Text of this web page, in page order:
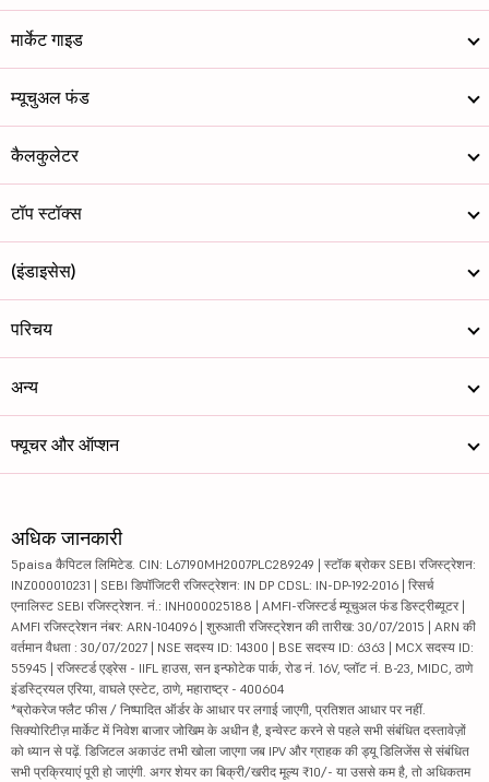
मार्केट गाइड
म्यूचुअल फंड
कैलकुलेटर
टॉप स्टॉक्स
(इंडाइसेस)
परिचय
अन्य
फ्यूचर और ऑप्शन
अधिक जानकारी
5paisa कैपिटल लिमिटेड. CIN: L67190MH2007PLC289249 | स्टॉक ब्रोकर SEBI रजिस्ट्रेशन:
INZ000010231 | SEBI डिपॉजिटरी रजिस्ट्रेशन: IN DP CDSL: IN-DP-192-2016 | रिसर्च
एनालिस्ट SEBI रजिस्ट्रेशन. नं.: INH000025188 | AMFI-रजिस्टर्ड म्यूचुअल फंड डिस्ट्रीब्यूटर |
AMFI रजिस्ट्रेशन नंबर: ARN-104096 | शुरुआती रजिस्ट्रेशन की तारीख: 30/07/2015 | ARN की
वर्तमान वैधता : 30/07/2027 | NSE सदस्य ID: 14300 | BSE सदस्य ID: 6363 | MCX सदस्य ID:
55945 | रजिस्टर्ड एड्रेस - IIFL हाउस, सन इन्फोटेक पार्क, रोड नं. 16V, प्लॉट नं. B-23, MIDC, ठाणे
इंडस्ट्रियल एरिया, वाघले एस्टेट, ठाणे, महाराष्ट्र - 400604
*ब्रोकरेज फ्लैट फीस / निष्पादित ऑर्डर के आधार पर लगाई जाएगी, प्रतिशत आधार पर नहीं.
सिक्योरिटीज़ मार्केट में निवेश बाजार जोखिम के अधीन है, इन्वेस्ट करने से पहले सभी संबंधित दस्तावेज़ों
को ध्यान से पढ़ें. डिजिटल अकाउंट तभी खोला जाएगा जब IPV और ग्राहक की ड्यू डिलिजेंस से संबंधित
सभी प्रक्रियाएं पूरी हो जाएंगी. अगर शेयर का बिक्री/खरीद मूल्य ₹10/- या उससे कम है, तो अधिकतम